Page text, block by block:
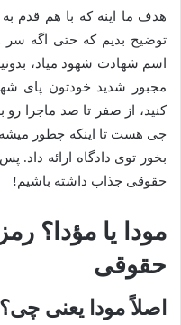
هدف ما اینه که با هم قدم
توضیح بدیم که حتی اگه سر و
اسم شهادت شهود میاد،
مجبور شدید خودتون پای
کنید، از صفر تا صد ماجرا رو
چی هست تا اینکه چطور
بخور توی دادگاه ارائه داد.
حقوقی جذاب داشته باشیم!
مودا یا مؤدا؟
حقوقی
اصلاً مودا یعنی چی؟